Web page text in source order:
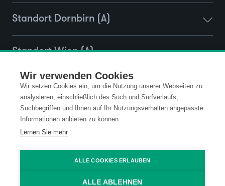
Wir verwenden Cookies
Wir setzen Cookies ein, um die Nutzung unserer Webseiten zu
analysieren, einschließlich des Such und Surfverlaufs,
Suchbegriffen und Ihnen auf Ihr Nutzungsverhalten angepasste
Informationen anbieten zu können.
Lernen Sie mehr
ALLE COOKIES ERLAUBEN
ALLE ABLEHNEN
Standort Dornbirn (A)
Standort Wien (A)
Standort Ravensburg (D)
Kontakt
Code of Conduct